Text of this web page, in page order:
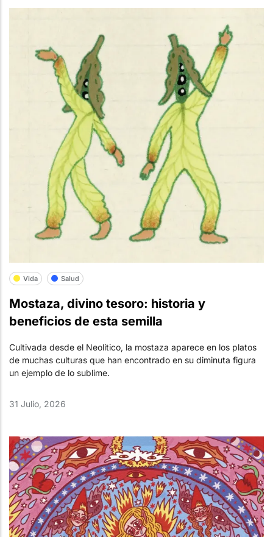
Vida Salud
Mostaza, divino tesoro: historia y
beneficios de esta semilla
Cultivada desde el Neolítico, la mostaza aparece en los platos
de muchas culturas que han encontrado en su diminuta figura
un ejemplo de lo sublime.
31 Julio, 2026